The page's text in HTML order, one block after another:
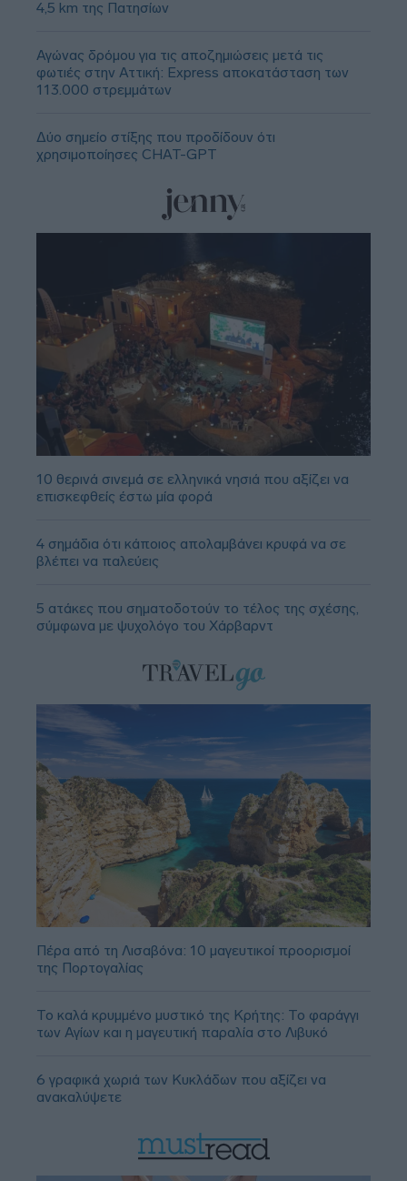
4,5 km της Πατησίων
Αγώνας δρόμου για τις αποζημιώσεις μετά τις
φωτιές στην Αττική: Express αποκατάσταση των
113.000 στρεμμάτων
Δύο σημείο στίξης που προδίδουν ότι
χρησιμοποίησες CHAT-GPT
10 θερινά σινεμά σε ελληνικά νησιά που αξίζει να
επισκεφθείς έστω μία φορά
4 σημάδια ότι κάποιος απολαμβάνει κρυφά να σε
βλέπει να παλεύεις
5 ατάκες που σηματοδοτούν το τέλος της σχέσης,
σύμφωνα με ψυχολόγο του Χάρβαρντ
Πέρα από τη Λισαβόνα: 10 μαγευτικοί προορισμοί
της Πορτογαλίας
Το καλά κρυμμένο μυστικό της Κρήτης: Το φαράγγι
των Αγίων και η μαγευτική παραλία στο Λιβυκό
6 γραφικά χωριά των Κυκλάδων που αξίζει να
ανακαλύψετε